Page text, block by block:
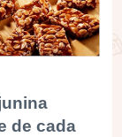
de cada